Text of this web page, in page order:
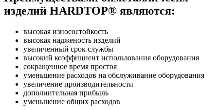
изделий HARDTOP® являются:
высокая износостойкость
высокая надженость изделий
увеличенный срок службы
высокий коэффициент использования оборудования
сокращенное время простоя
уменьшение расходов на обслуживание оборудования
увеличение производительности
дополнительная прибыль
уменьшение общих расходов